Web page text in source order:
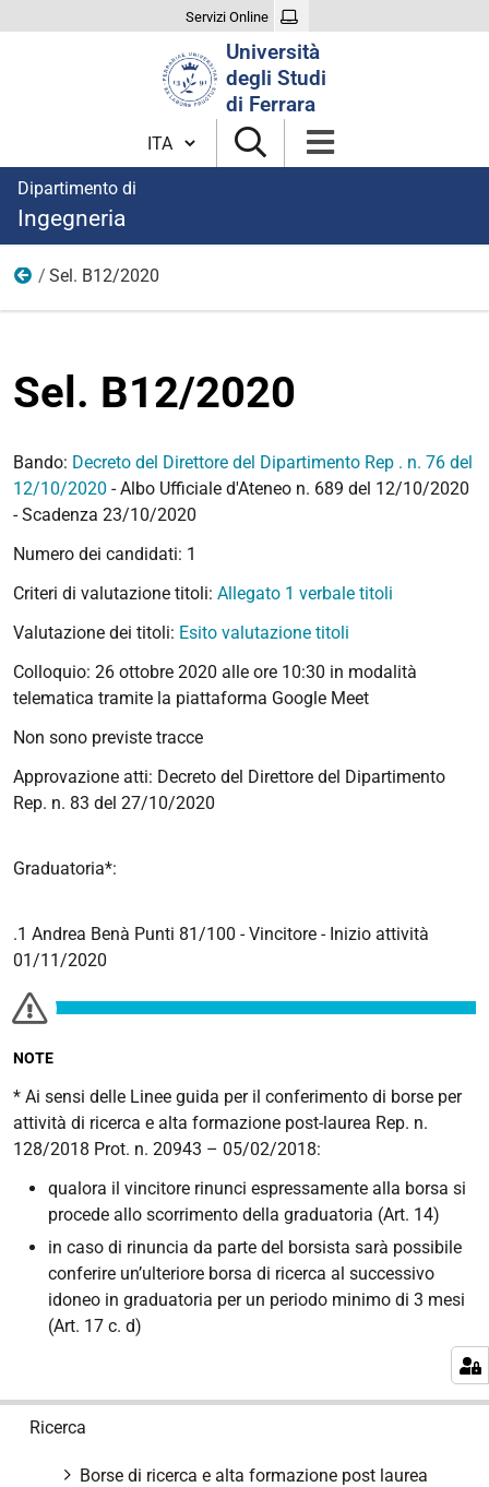
Servizi Online
Università
degli Studi
di Ferrara
Cambia lingua
Dipartimento di
Ingegneria
2020
Sel. B12/2020
Sel. B12/2020
Bando: Decreto del Direttore del Dipartimento Rep . n. 76 del
12/10/2020 - Albo Ufficiale d'Ateneo n. 689 del 12/10/2020
- Scadenza 23/10/2020
Numero dei candidati: 1
Criteri di valutazione titoli: Allegato 1 verbale titoli
Valutazione dei titoli: Esito valutazione titoli
Colloquio: 26 ottobre 2020 alle ore 10:30 in modalità
telematica tramite la piattaforma Google Meet
Non sono previste tracce
Approvazione atti: Decreto del Direttore del Dipartimento
Rep. n. 83 del 27/10/2020
Graduatoria*:
.1 Andrea Benà Punti 81/100 - Vincitore - Inizio attività
01/11/2020
NOTE
* Ai sensi delle Linee guida per il conferimento di borse per
attività di ricerca e alta formazione post-laurea Rep. n.
128/2018 Prot. n. 20943 – 05/02/2018:
qualora il vincitore rinunci espressamente alla borsa si
procede allo scorrimento della graduatoria (Art. 14)
in caso di rinuncia da parte del borsista sarà possibile
conferire un’ulteriore borsa di ricerca al successivo
idoneo in graduatoria per un periodo minimo di 3 mesi
(Art. 17 c. d)
Ricerca
Borse di ricerca e alta formazione post laurea